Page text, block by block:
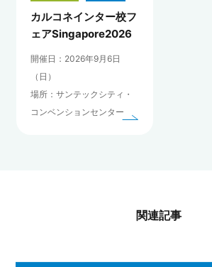
カルコネインター校フ
ェアSingapore2026
開催日：2026年9月6日
（日）
場所：サンテックシティ・
コンベンションセンター
関連記事